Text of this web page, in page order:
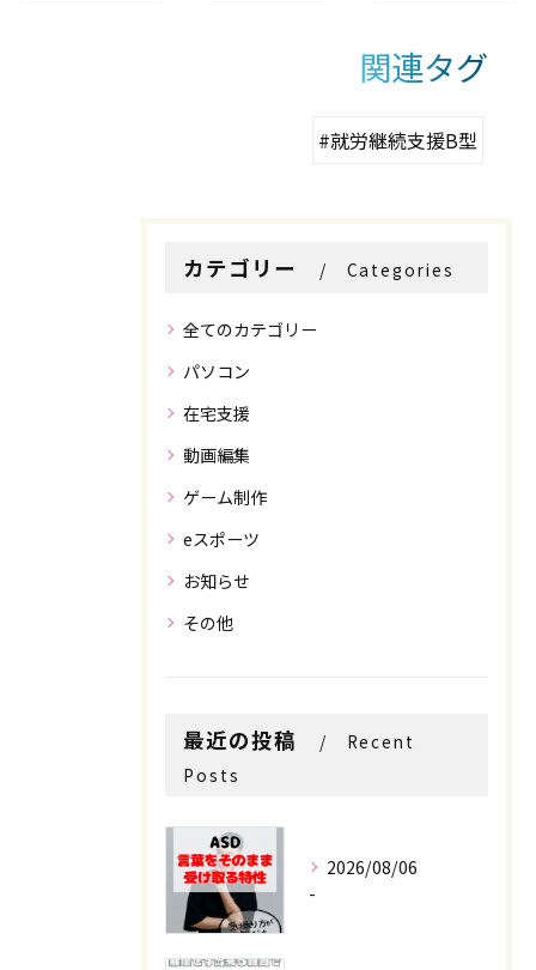
関連タグ
#就労継続支援B型
カテゴリー Categories
全てのカテゴリー
パソコン
在宅支援
動画編集
ゲーム制作
eスポーツ
お知らせ
その他
最近の投稿
Recent
Posts
2026/08/06
-
お問い合わせはこちら
お問い合わせはこちら